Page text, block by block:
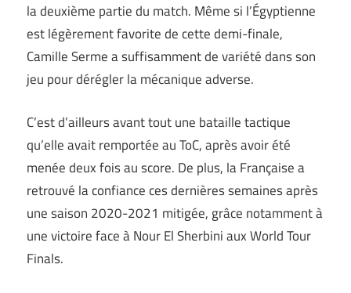
la deuxième partie du match. Même si l’Égyptienne
est légèrement favorite de cette demi-finale,
Camille Serme a suffisamment de variété dans son
jeu pour dérégler la mécanique adverse.
C’est d’ailleurs avant tout une bataille tactique
qu’elle avait remportée au ToC, après avoir été
menée deux fois au score. De plus, la Française a
retrouvé la confiance ces dernières semaines après
une saison 2020-2021 mitigée, grâce notamment à
une victoire face à Nour El Sherbini aux World Tour
Finals.